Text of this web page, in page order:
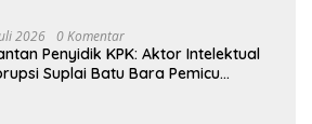
2026 0 Komentar
Penyidik KPK: Aktor Intelektual
Suplai Batu Bara Pemicu